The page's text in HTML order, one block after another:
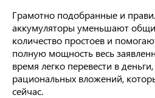
Грамотно подобранные и
аккумуляторы уменьшают
количество простоев и
полную мощность весь
время легко перевести в
рациональных вложений,
сейчас.